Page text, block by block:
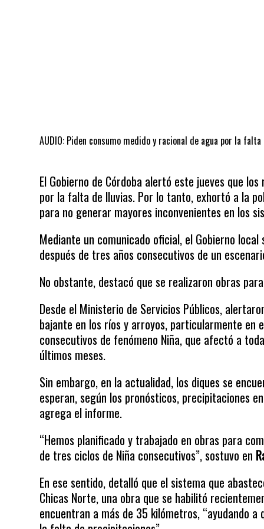
AUDIO: Piden consumo medido y racional de agua por la
El Gobierno de Córdoba alertó este jueves que
por la falta de lluvias. Por lo tanto, exhortó a la
para no generar mayores inconvenientes en los
Mediante un comunicado oficial, el Gobierno
después de tres años consecutivos de un
No obstante, destacó que se realizaron obras
Desde el Ministerio de Servicios Públicos,
bajante en los ríos y arroyos, particularmente en
consecutivos de fenómeno Niña, que afectó a
últimos meses.
Sin embargo, en la actualidad, los diques se
esperan, según los pronósticos, precipitaciones
agrega el informe.
“Hemos planificado y trabajado en obras para
de tres ciclos de Niña consecutivos”, sostuvo en
En ese sentido, detalló que el sistema que
Chicas Norte, una obra que se habilitó
encuentran a más de 35 kilómetros, “ayudando